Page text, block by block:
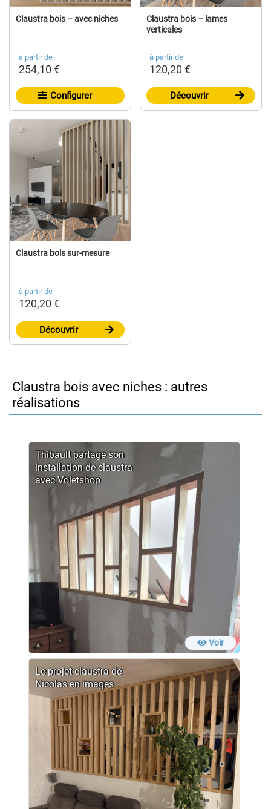
Claustra bois – avec niches
à partir de
254,10 €
Configurer
Claustra bois – lames
verticales
à partir de
120,20 €
Découvrir
Claustra bois sur-mesure
à partir de
120,20 €
Découvrir
Claustra bois avec niches : autres
réalisations
Thibault partage son
installation de claustra
avec Voletshop
Voir
Le projet claustra de
Nicolas en images